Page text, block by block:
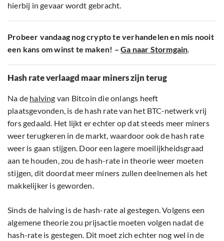
hierbij in gevaar wordt gebracht.
Probeer vandaag nog crypto te verhandelen en mis nooit
een kans om winst te maken! – Ga naar Stormgain.
Hash rate verlaagd maar miners zijn terug
Na de halving van Bitcoin die onlangs heeft
plaatsgevonden, is de hash rate van het BTC-netwerk vrij
fors gedaald. Het lijkt er echter op dat steeds meer miners
weer terugkeren in de markt, waardoor ook de hash rate
weer is gaan stijgen. Door een lagere moeilijkheidsgraad
aan te houden, zou de hash-rate in theorie weer moeten
stijgen, dit doordat meer miners zullen deelnemen als het
makkelijker is geworden.
Sinds de halving is de hash-rate al gestegen. Volgens een
algemene theorie zou prijsactie moeten volgen nadat de
hash-rate is gestegen. Dit moet zich echter nog wel in de